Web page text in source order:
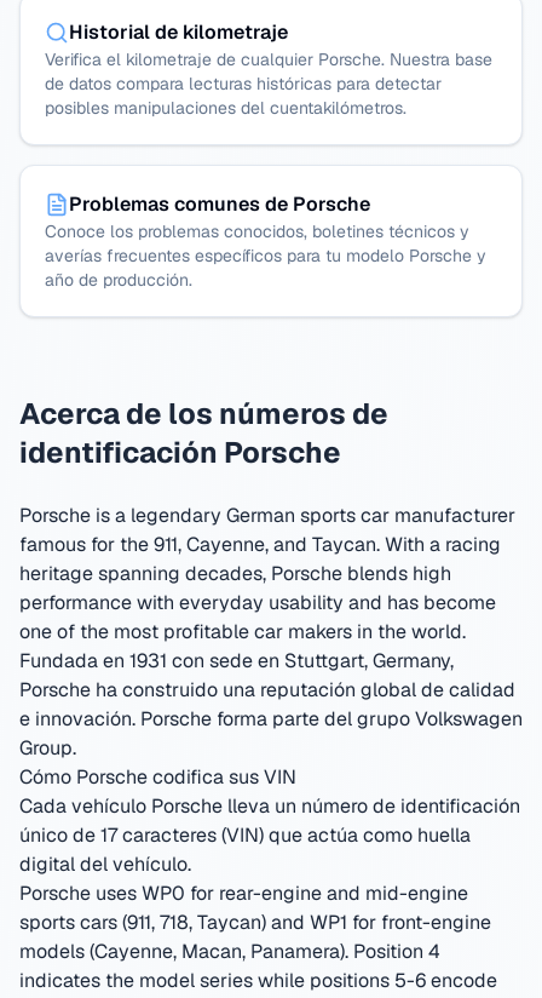
Historial de kilometraje
Verifica el kilometraje de cualquier Porsche. Nuestra base
de datos compara lecturas históricas para detectar
posibles manipulaciones del cuentakilómetros.
Problemas comunes de Porsche
Conoce los problemas conocidos, boletines técnicos y
averías frecuentes específicos para tu modelo Porsche y
año de producción.
Acerca de los números de
identificación Porsche
Porsche is a legendary German sports car manufacturer
famous for the 911, Cayenne, and Taycan. With a racing
heritage spanning decades, Porsche blends high
performance with everyday usability and has become
one of the most profitable car makers in the world.
Fundada en 1931 con sede en Stuttgart, Germany,
Porsche ha construido una reputación global de calidad
e innovación. Porsche forma parte del grupo Volkswagen
Group.
Cómo Porsche codifica sus VIN
Cada vehículo Porsche lleva un número de identificación
único de 17 caracteres (VIN) que actúa como huella
digital del vehículo.
Porsche uses WP0 for rear-engine and mid-engine
sports cars (911, 718, Taycan) and WP1 for front-engine
models (Cayenne, Macan, Panamera). Position 4
indicates the model series while positions 5-6 encode